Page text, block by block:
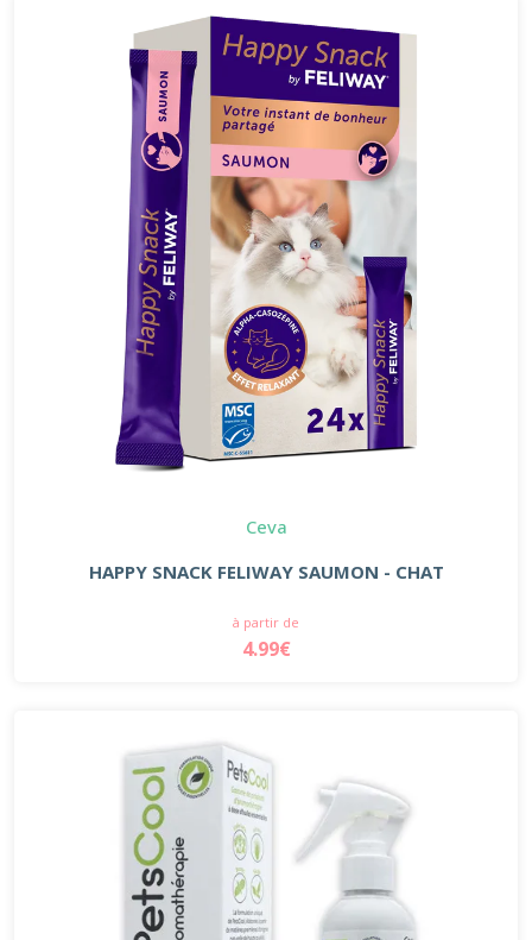
Ceva
HAPPY SNACK FELIWAY SAUMON - CHAT
à partir de
4.99€